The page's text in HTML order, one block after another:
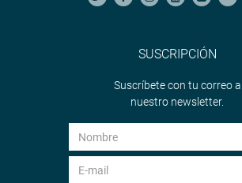
SUSCRIPCIÓN
Suscríbete con tu correo a
nuestro newsletter.